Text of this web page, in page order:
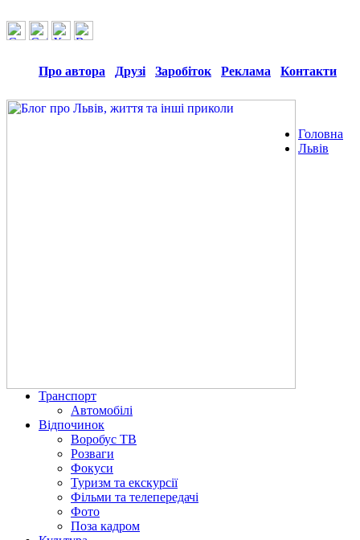
Про автора Друзі Заробіток Реклама Контакти
Головна
Львів
Транспорт
Автомобілі
Відпочинок
Воробус ТВ
Розваги
Фокуси
Туризм та екскурсії
Фільми та телепередачі
Фото
Поза кадром